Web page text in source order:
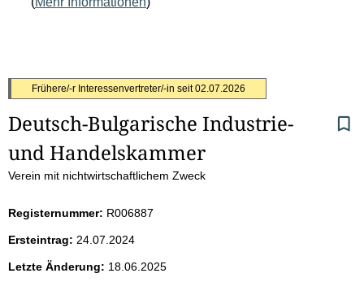
S
e
i
e
n
Frühere/-r Interessenvertreter/-in seit 02.07.2026
Deutsch-Bulgarische Industrie-
und Handelskammer
Verein mit nichtwirtschaftlichem Zweck
Registernummer: R006887
Ersteintrag: 24.07.2024
Letzte Änderung: 18.06.2025